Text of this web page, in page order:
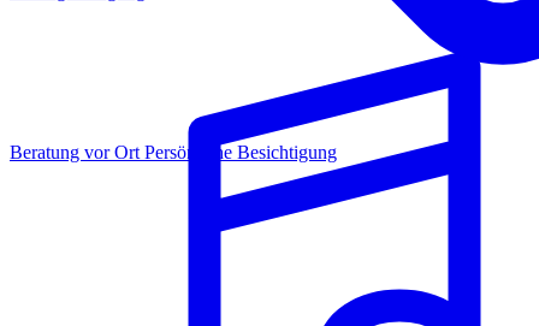
Beratung vor OrtPersönliche Besichtigung